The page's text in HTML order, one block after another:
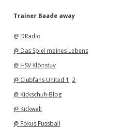
h
Trainer Baade away
@ DRadio
@ Das Spiel meines Lebens
@ HSV Klönstuv
@ Clubfans United 1 , 2
@ Kickschuh-Blog
@ Kickwelt
@ Fokus Fussball